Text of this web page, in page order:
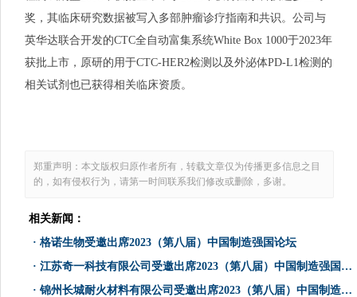
奖，其临床研究数据被写入多部肿瘤诊疗指南和共识。公司与
英华达联合开发的CTC全自动富集系统White Box 1000于2023年
获批上市，原研的用于CTC-HER2检测以及外泌体PD-L1检测的
相关试剂也已获得相关临床资质。
郑重声明：本文版权归原作者所有，转载文章仅为传播更多信息之目
的，如有侵权行为，请第一时间联系我们修改或删除，多谢。
相关新闻：
· 格诺生物受邀出席2023（第八届）中国制造强国论坛
· 江苏奇一科技有限公司受邀出席2023（第八届）中国制造强国论坛
· 锦州长城耐火材料有限公司受邀出席2023（第八届）中国制造强国论坛